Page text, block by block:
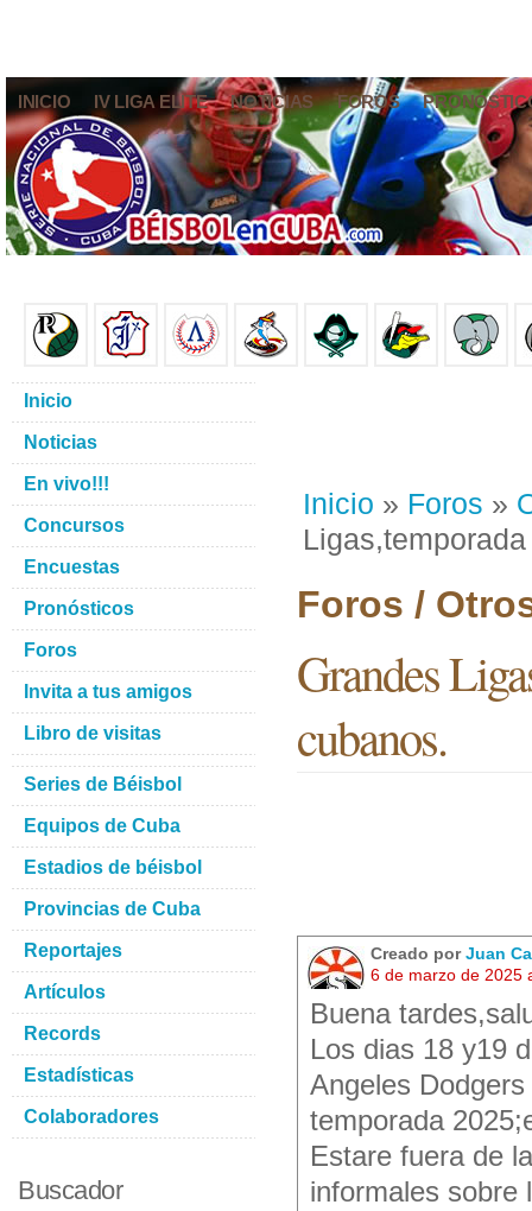
INICIO IV LIGA ELITE NOTICIAS FOROS
Inicio » Foros »
Foros /
Grandes
cubanos.
Creado porJuan
6 de marzo de 2025
Buena
Los dias 18 y19
Angeles
temporada
Estare fuera de
informales sobre
Inicio
Noticias
En vivo!!!
Concursos
Encuestas
Pronósticos
Foros
Invita a tus amigos
Libro de visitas
Series de Béisbol
Equipos de Cuba
Estadios de béisbol
Provincias de Cuba
Reportajes
Artículos
Records
Estadísticas
Colaboradores
Buscador